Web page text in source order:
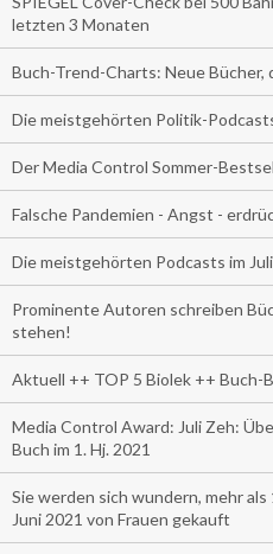
letzten 3 Monaten
Buch-Trend-Charts: Neue
Die meistgehörten Politik-
Der Media Control Sommer-
Falsche Pandemien - Angst -
Die meistgehörten Podcasts im Juli
Prominente Autoren schreiben
stehen!
Aktuell ++ TOP 5 Biolek ++ Buch-
Media Control Award: Juli Zeh:
Buch im 1. Hj. 2021
Sie werden sich wundern, mehr
Juni 2021 von Frauen gekauft